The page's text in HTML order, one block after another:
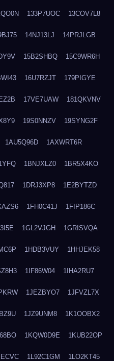
133P7UOC 13COV7L8
14NJ13LJ 14PRJLGB
15B2SHBQ 15C9WR6H
16U7RZJT 179PIGYE
17VE7UAW 181QKVNV
19S0NNZV 19SYNG2F
1AU5Q96D 1AXWRT6R
1BNJXLZ0 1BR5X4KO
1DRJ3XP8 1E2BYTZD
1FH0C41J 1FIP186C
1GL2VJGH 1GRISVQA
1HDB3VUY 1HHJEK58
1IF86W04 1IHA2RU7
1JEZBYO7 1JFVZL7X
1JZ9UNM8 1K1OOBX2
1KQW0D9E 1KUB22OP
1L92C1GM 1LO2KT45